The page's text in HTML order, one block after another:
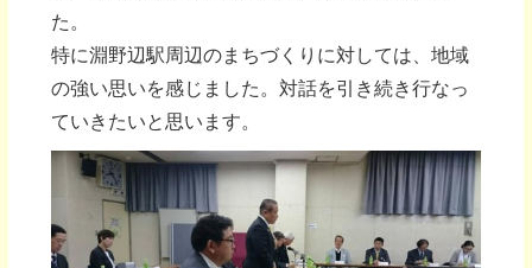
た。
特に淵野辺駅周辺のまちづくりに対しては、地域
の強い思いを感じました。対話を引き続き行なっ
ていきたいと思います。